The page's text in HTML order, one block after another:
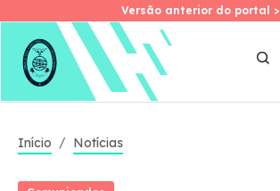
Skip
Versão anterior do portal >
Versão anterior do portal >
Início Notícias